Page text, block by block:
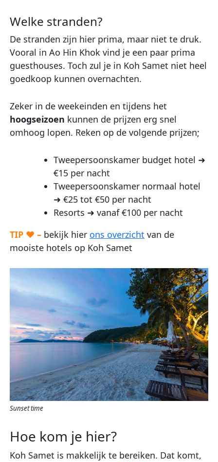
Welke stranden?
De stranden zijn hier prima, maar niet te druk.
Vooral in Ao Hin Khok vind je een paar prima
guesthouses. Toch zul je in Koh Samet niet heel
goedkoop kunnen overnachten.
Zeker in de weekeinden en tijdens het
hoogseizoen kunnen de prijzen erg snel
omhoog lopen. Reken op de volgende prijzen;
Tweepersoonskamer budget hotel ➜
€15 per nacht
Tweepersoonskamer normaal hotel
➜ €25 tot €50 per nacht
Resorts ➜ vanaf €100 per nacht
TIP ♥ – bekijk hier ons overzicht van de
mooiste hotels op Koh Samet
Sunset time
Hoe kom je hier?
Koh Samet is makkelijk te bereiken. Dat komt,